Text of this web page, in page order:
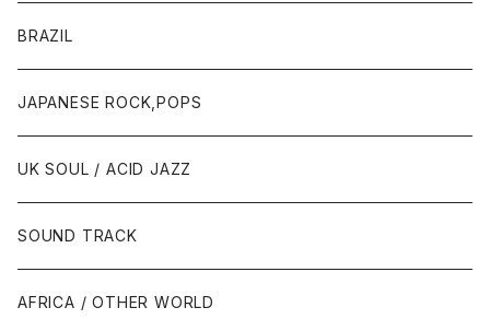
BRAZIL
JAPANESE ROCK,POPS
UK SOUL / ACID JAZZ
SOUND TRACK
AFRICA / OTHER WORLD